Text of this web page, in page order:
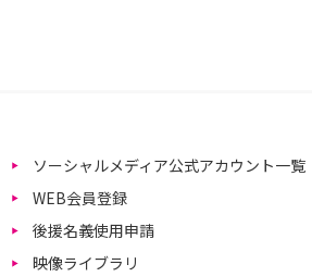
ソーシャルメディア公式アカウント一覧
WEB会員登録
後援名義使用申請
映像ライブラリ